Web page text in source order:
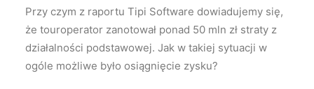
Przy czym z raportu Tipi Software dowiadujemy się,
że touroperator zanotował ponad 50 mln zł straty z
działalności podstawowej. Jak w takiej sytuacji w
ogóle możliwe było osiągnięcie zysku?